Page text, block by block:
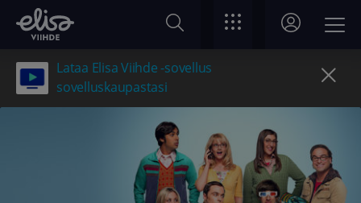
Lataa Elisa Viihde -sovellus
sovelluskaupastasi